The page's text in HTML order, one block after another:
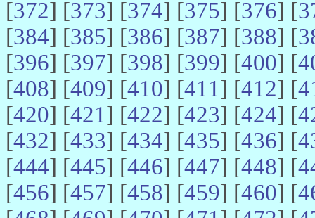
[372] [373] [374] [375] [376] [
[384] [385] [386] [387] [388] [
[396] [397] [398] [399] [400] [
[408] [409] [410] [411] [412] [
[420] [421] [422] [423] [424] [
[432] [433] [434] [435] [436] [
[444] [445] [446] [447] [448] [
[456] [457] [458] [459] [460] [